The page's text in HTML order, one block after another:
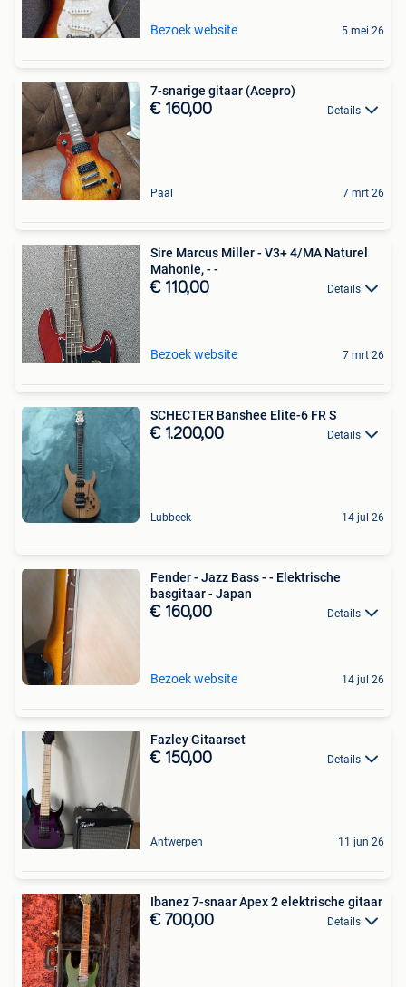
Bezoek website 5 mei 26
7-snarige gitaar (Acepro)
€ 160,00 Details
Paal 7 mrt 26
Sire Marcus Miller - V3+ 4/MA Naturel
Mahonie, - -
€ 110,00 Details
Bezoek website 7 mrt 26
SCHECTER Banshee Elite-6 FR S
€ 1.200,00 Details
Lubbeek 14 jul 26
Fender - Jazz Bass - - Elektrische
basgitaar - Japan
€ 160,00 Details
Bezoek website 14 jul 26
Fazley Gitaarset
€ 150,00 Details
Antwerpen 11 jun 26
Ibanez 7-snaar Apex 2 elektrische gitaar
€ 700,00 Details